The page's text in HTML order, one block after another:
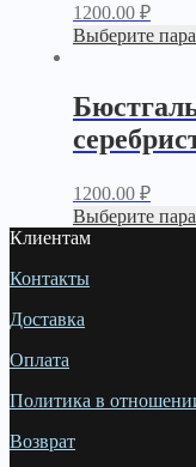
1200.00 ₽
Выберите
1200.00 ₽
Выберите
Клиентам
Контакты
Доставка
Оплата
Политика в
Возврат